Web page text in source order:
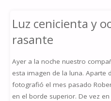
Luz cenicienta y
rasante
Ayer a la noche nuestro
esta imagen de la luna. Aparte
fotografió el mes pasado
en el borde superior. De vez